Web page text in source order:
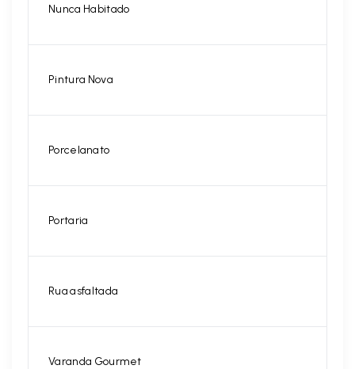
Nunca Habitado
Pintura Nova
Porcelanato
Portaria
Rua asfaltada
Varanda Gourmet